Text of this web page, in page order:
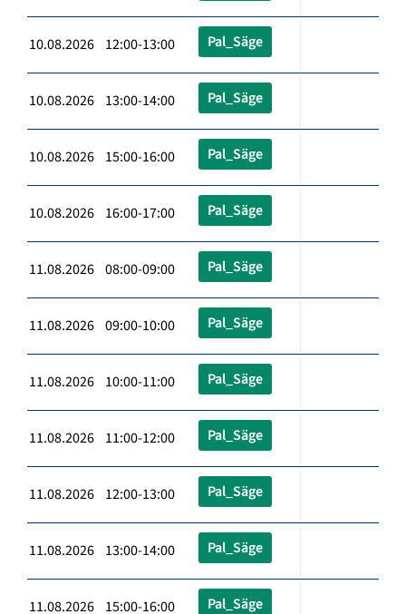
10.08.2026 12:00-13:00 Pal_Säge
10.08.2026 13:00-14:00 Pal_Säge
10.08.2026 15:00-16:00 Pal_Säge
10.08.2026 16:00-17:00 Pal_Säge
11.08.2026 08:00-09:00 Pal_Säge
11.08.2026 09:00-10:00 Pal_Säge
11.08.2026 10:00-11:00 Pal_Säge
11.08.2026 11:00-12:00 Pal_Säge
11.08.2026 12:00-13:00 Pal_Säge
11.08.2026 13:00-14:00 Pal_Säge
11.08.2026 15:00-16:00 Pal_Säge